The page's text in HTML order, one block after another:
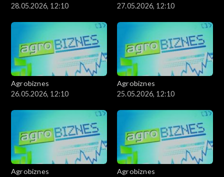
28.05.2026, 12:10
27.05.2026, 12:10
Agrobiznes
26.05.2026, 12:10
Agrobiznes
25.05.2026, 12:10
Agrobiznes
Agrobiznes